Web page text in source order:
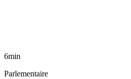
6min
Parlementaire